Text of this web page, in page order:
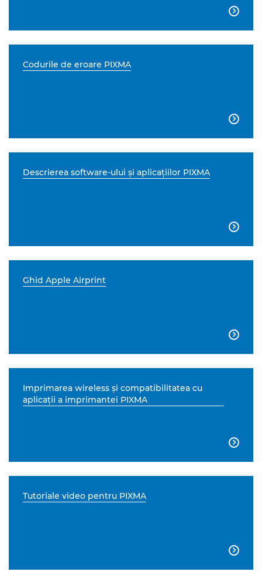

Codurile de eroare PIXMA

Descrierea software-ului şi aplicaţiilor PIXMA

Ghid Apple Airprint

Imprimarea wireless şi compatibilitatea cu
aplicaţii a imprimantei PIXMA

Tutoriale video pentru PIXMA
